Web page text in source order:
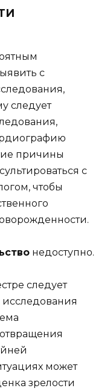
с
следует
причины
с
чтобы
недоступно.
следует
может
зрелости